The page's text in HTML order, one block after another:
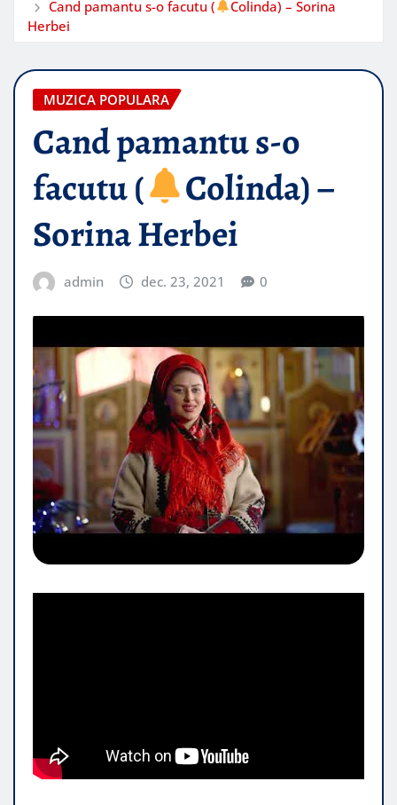
Cand pamantu s-o facutu (
Colinda) – Sorina
Herbei
MUZICA POPULARA
Cand pamantu s-o
facutu (
Colinda) –
Sorina Herbei
admin dec. 23, 2021 0